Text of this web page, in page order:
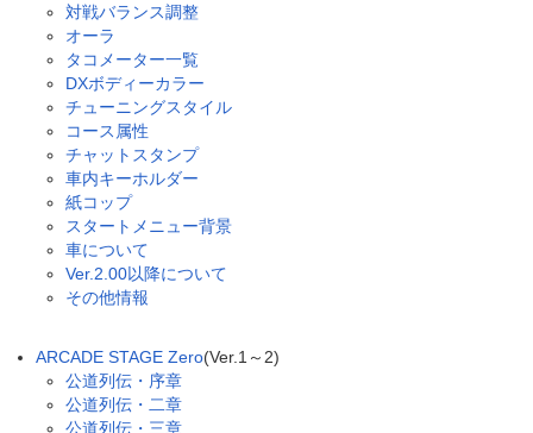
対戦バランス調整
オーラ
タコメーター一覧
DXボディーカラー
チューニングスタイル
コース属性
チャットスタンプ
車内キーホルダー
紙コップ
スタートメニュー背景
車について
Ver.2.00以降について
その他情報
ARCADE STAGE Zero(Ver.1～2)
公道列伝・序章
公道列伝・二章
公道列伝・三章